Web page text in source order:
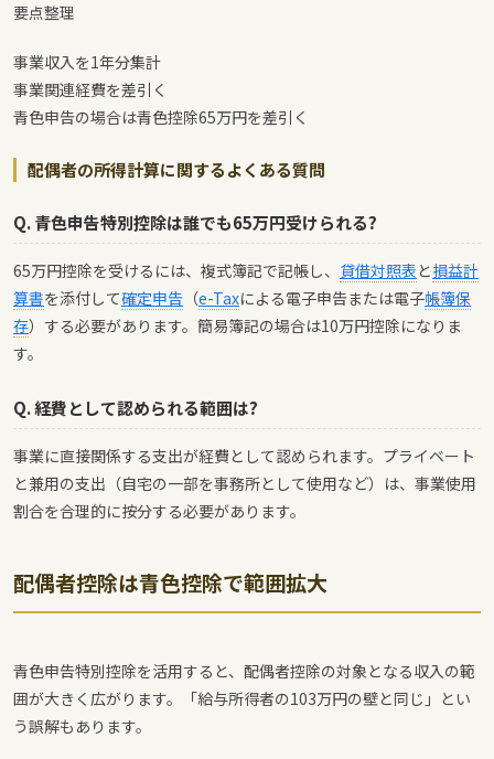
要点整理
事業収入を1年分集計
事業関連経費を差引く
青色申告の場合は青色控除65万円を差引く
配偶者の所得計算に関するよくある質問
Q. 青色申告特別控除は誰でも65万円受けられる?
65万円控除を受けるには、複式簿記で記帳し、 貸借対照表 と損益計
算書を添付して確定申告 （e-Taxによる電子申告または電子帳簿保
存）する必要があります。簡易簿記の場合は10万円控除になりま
す。
Q. 経費として認められる範囲は?
事業に直接関係する支出が経費として認められます。プライベート
と兼用の支出（自宅の一部を事務所として使用など）は、事業使用
割合を合理的に按分する必要があります。
配偶者控除は青色控除で範囲拡大
青色申告特別控除を活用すると、配偶者控除の対象となる収入の範
囲が大きく広がります。「給与所得者の103万円の壁と同じ」とい
う誤解もあります。